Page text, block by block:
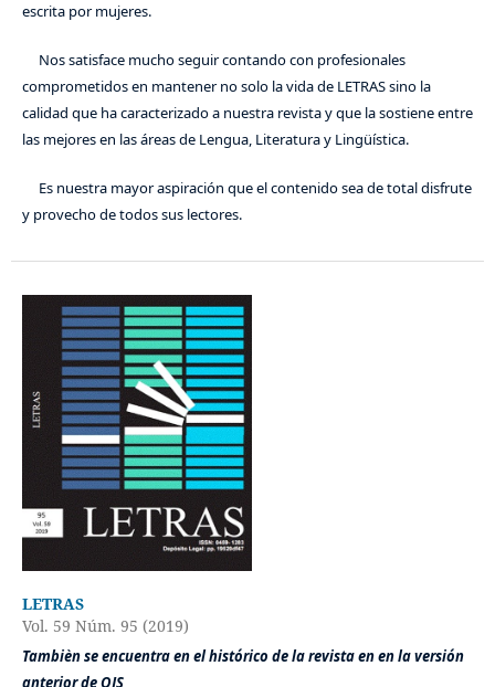
escrita por mujeres.
Nos satisface mucho seguir contando con profesionales
comprometidos en mantener no solo la vida de LETRAS sino la
calidad que ha caracterizado a nuestra revista y que la sostiene entre
las mejores en las áreas de Lengua, Literatura y Lingüística.
Es nuestra mayor aspiración que el contenido sea de total disfrute
y provecho de todos sus lectores.
LETRAS
Vol. 59 Núm. 95 (2019)
Tambièn se encuentra en el histórico de la revista en en la versión
anterior de OJS